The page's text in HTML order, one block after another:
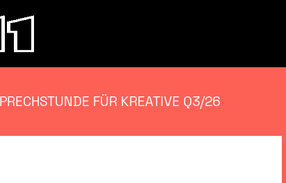
FÜR KREATIVE Q3/26